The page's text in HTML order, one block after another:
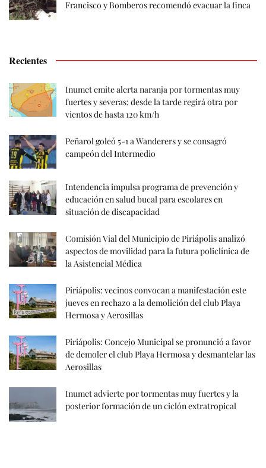
Francisco y Bomberos recomendó evacuar la finca
Recientes
Inumet emite alerta naranja por tormentas muy
fuertes y severas; desde la tarde regirá otra por
vientos de hasta 120 km/h
Peñarol goleó 5-1 a Wanderers y se consagró
campeón del Intermedio
Intendencia impulsa programa de prevención y
educación en salud bucal para escolares en
situación de discapacidad
Comisión Vial del Municipio de Piriápolis analizó
aspectos de movilidad para la futura policlínica de
la Asistencial Médica
Piriápolis: vecinos convocan a manifestación este
jueves en rechazo a la demolición del club Playa
Hermosa y Aerosillas
Piriápolis: Concejo Municipal se pronunció a favor
de demoler el club Playa Hermosa y desmantelar las
Aerosillas
Inumet advierte por tormentas muy fuertes y la
posterior formación de un ciclón extratropical